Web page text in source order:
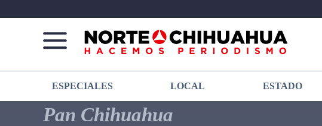
Norte
De
Chihuahua
Más
que
noticias,
hacemos periodismo
ESPECIALES LOCAL ESTADO
Pan Chihuahua